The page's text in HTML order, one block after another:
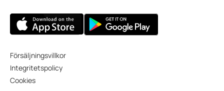
Försäljningsvillkor
Integritetspolicy
Cookies